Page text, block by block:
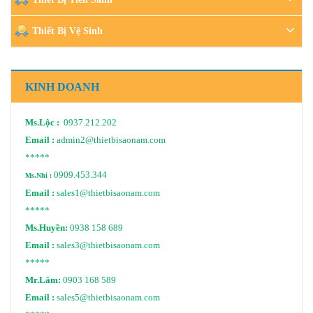
Thiết Bị Vệ Sinh
KINH DOANH
Ms.Lộc : 0937.212.202
Email : admin2@thietbisaonam.com
*****
Ms.Nhi : 0909.453.344
Email : sales1@thietbisaonam.com
*****
Ms.Huyền: 0938 158 689
Email : sales3@thietbisaonam.com
*****
Mr.Lâm: 0903 168 589
Email : sales5@thietbisaonam.com